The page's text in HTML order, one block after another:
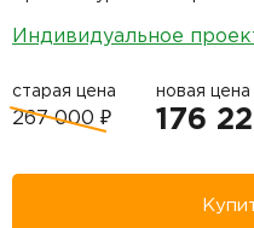
Индивидуальное
старая цена
267 000 ₽
новая цена
176